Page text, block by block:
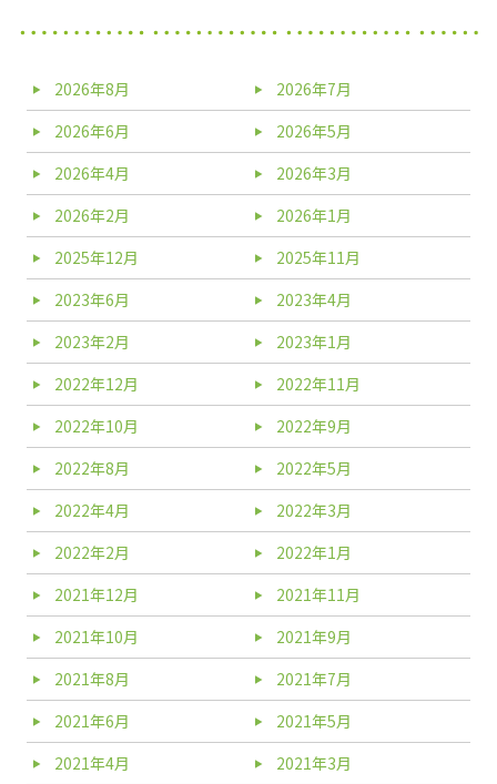
2026年8月
2026年7月
2026年6月
2026年5月
2026年4月
2026年3月
2026年2月
2026年1月
2025年12月
2025年11月
2023年6月
2023年4月
2023年2月
2023年1月
2022年12月
2022年11月
2022年10月
2022年9月
2022年8月
2022年5月
2022年4月
2022年3月
2022年2月
2022年1月
2021年12月
2021年11月
2021年10月
2021年9月
2021年8月
2021年7月
2021年6月
2021年5月
2021年4月
2021年3月